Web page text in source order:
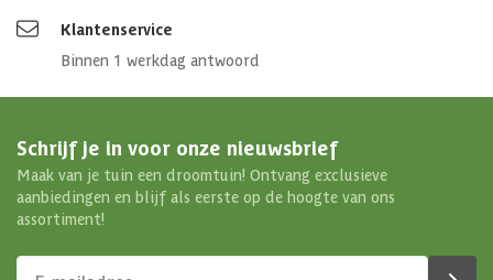
Klantenservice
Binnen 1 werkdag antwoord
Schrijf je in voor onze nieuwsbrief
Maak van je tuin een droomtuin! Ontvang exclusieve
aanbiedingen en blijf als eerste op de hoogte van ons
assortiment!